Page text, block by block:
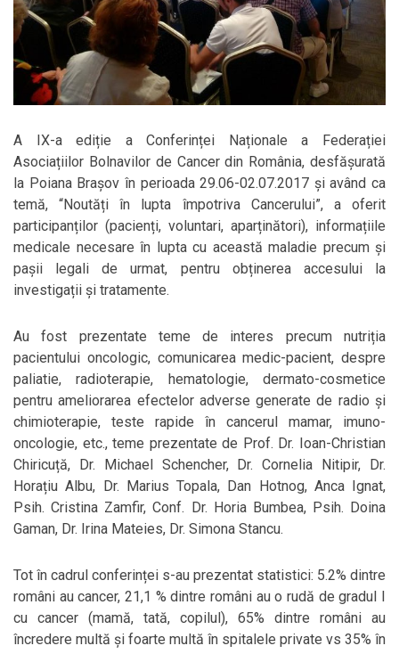
A IX-a ediție a Conferinței Naționale a Federației
Asociațiilor Bolnavilor de Cancer din România, desfășurată
la Poiana Brașov în perioada 29.06-02.07.2017 și având ca
temă, “Noutăți în lupta împotriva Cancerului”, a oferit
participanților (pacienți, voluntari, aparținători), informațiile
medicale necesare în lupta cu această maladie precum și
pașii legali de urmat, pentru obținerea accesului la
investigații și tratamente.
Au fost prezentate teme de interes precum nutriția
pacientului oncologic, comunicarea medic-pacient, despre
paliatie, radioterapie, hematologie, dermato-cosmetice
pentru ameliorarea efectelor adverse generate de radio și
chimioterapie, teste rapide în cancerul mamar, imuno-
oncologie, etc., teme prezentate de Prof. Dr. Ioan-Christian
Chiricuță, Dr. Michael Schencher, Dr. Cornelia Nitipir, Dr.
Horațiu Albu, Dr. Marius Topala, Dan Hotnog, Anca Ignat,
Psih. Cristina Zamfir, Conf. Dr. Horia Bumbea, Psih. Doina
Gaman, Dr. Irina Mateies, Dr. Simona Stancu.
Tot în cadrul conferinței s-au prezentat statistici: 5.2% dintre
români au cancer, 21,1 % dintre români au o rudă de gradul I
cu cancer (mamă, tată, copilul), 65% dintre români au
încredere multă și foarte multă în spitalele private vs 35% în